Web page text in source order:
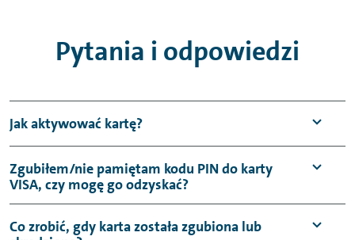
Pytania i odpowiedzi
Jak aktywować kartę?
Kartę aktywujesz:
Samodzielnie po zalogowaniu się do
Zgubiłem/nie pamiętam kodu PIN do karty
VISA, czy mogę go odzyskać?
Odzyskanie kodu PIN do karty jest
Co zrobić, gdy karta została zgubiona lub